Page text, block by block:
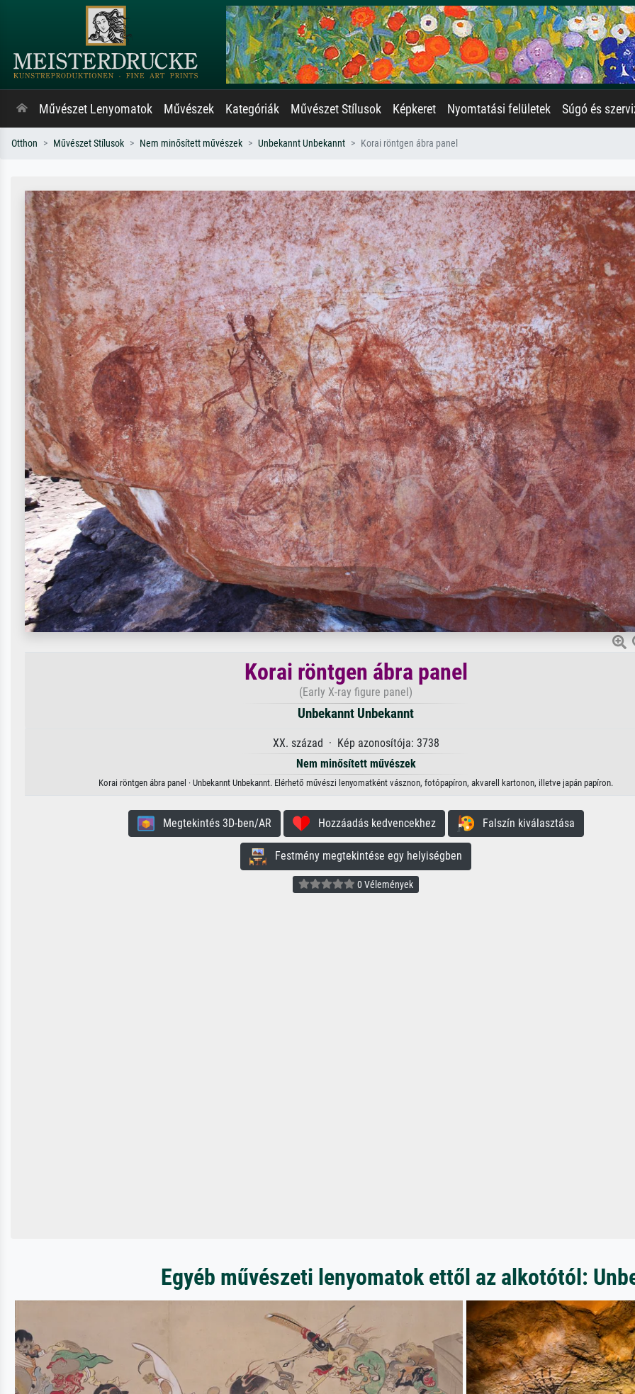
Művészet Lenyomatok Művészek Kategóriák Művészet Stílusok Képkeret Nyomtatási felületek Súgó és
Otthon Művészet Stílusok Nem minősített művészek Unbekannt Unbekannt Korai röntgen ábra panel
Korai röntgen ábra panel
(Early X-ray figure panel)
Unbekannt Unbekannt
XX. század · Kép azonosítója: 3738
Nem minősített művészek
Korai röntgen ábra panel · Unbekannt Unbekannt. Elérhető művészi lenyomatként vásznon, fotópapíron, akvarell kartonon, illetve japán papíron.
Megtekintés 3D-ben/AR Hozzáadás kedvencekhez Falszín kiválasztása
Festmény megtekintése egy helyiségben
0 Vélemények
Egyéb művészeti lenyomatok ettől az alkotótól: